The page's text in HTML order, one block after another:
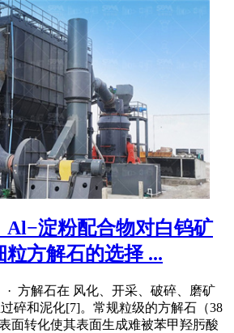
Al−淀粉配合物对白钨矿
粒方解石的选择 ...
· 方解石在 风化、开采、破碎、磨矿
碎和泥化[7]。常规粒级的方解石（38
面转化使其表面生成难被苯甲羟肟酸